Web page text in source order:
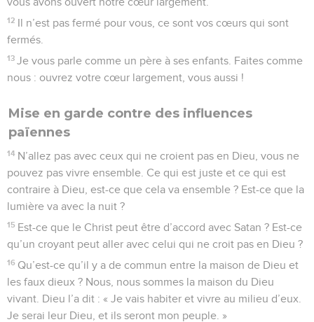
12 Il n’est pas fermé pour vous, ce sont vos cœurs qui sont
fermés.
13 Je vous parle comme un père à ses enfants. Faites comme
nous : ouvrez votre cœur largement, vous aussi !
Mise en garde contre des influences
païennes
14 N’allez pas avec ceux qui ne croient pas en Dieu, vous ne
pouvez pas vivre ensemble. Ce qui est juste et ce qui est
contraire à Dieu, est-ce que cela va ensemble ? Est-ce que la
lumière va avec la nuit ?
15 Est-ce que le Christ peut être d’accord avec Satan ? Est-ce
qu’un croyant peut aller avec celui qui ne croit pas en Dieu ?
16 Qu’est-ce qu’il y a de commun entre la maison de Dieu et
les faux dieux ? Nous, nous sommes la maison du Dieu
vivant. Dieu l’a dit : « Je vais habiter et vivre au milieu d’eux.
Je serai leur Dieu, et ils seront mon peuple. »